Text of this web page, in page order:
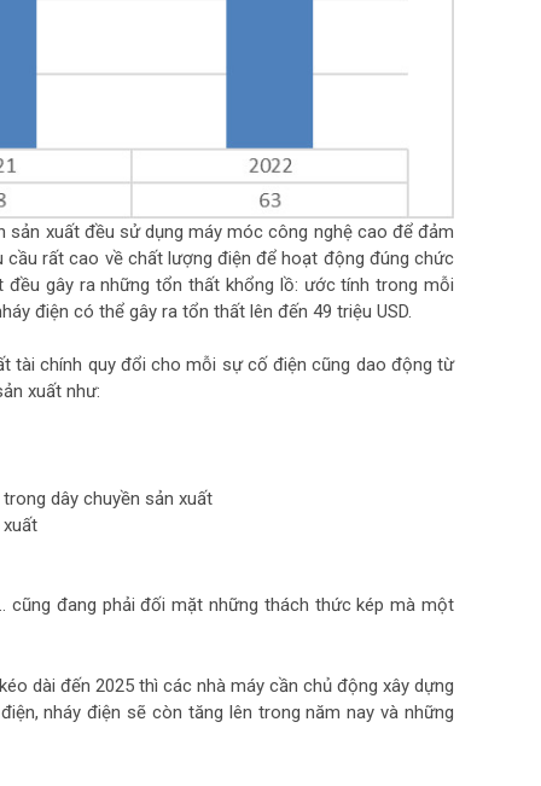
sản xuất đều sử dụng máy móc công nghệ cao để đảm
rất cao về chất lượng điện để hoạt động đúng chức
gây ra những tổn thất khổng lồ: ước tính trong mỗi
điện có thể gây ra tổn thất lên đến 49 triệu USD.
tài chính quy đổi cho mỗi sự cố điện cũng dao động từ
xuất như:
dây chuyền sản xuất
xuất
cũng đang phải đối mặt những thách thức kép mà một
dài đến 2025 thì các nhà máy cần chủ động xây dựng
nháy điện sẽ còn tăng lên trong năm nay và những